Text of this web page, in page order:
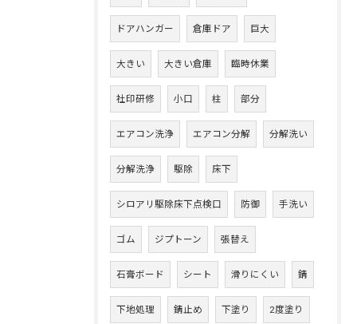
ドアハンガー 倉庫ドア 巨大
大きい 大きい倉庫 臨時休業
社印研修 小口 柱 部分
エアコン洗浄 エアコン分解 分解洗い
分解洗浄 駆除 床下
シロアリ駆除床下点検口 防御 手洗い
ゴム ジプトーン 張替え
石膏ボード シート 滑りにくい 錆
下地処理 錆止め 下塗り 2度塗り